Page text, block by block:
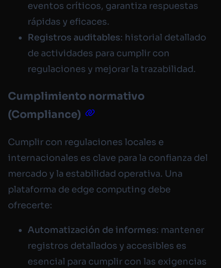
eventos críticos, garantiza respuestas
rápidas y eficaces.
Registros auditables: historial detallado
de actividades para cumplir con
regulaciones y mejorar la trazabilidad.
Cumplimiento normativo
(Compliance)
Cumplir con regulaciones locales e
internacionales es clave para la confianza del
mercado y la estabilidad operativa. Una
plataforma de edge computing debe
ofrecerte:
Automatización de informes: mantener
registros detallados y accesibles es
esencial para cumplir con las exigencias